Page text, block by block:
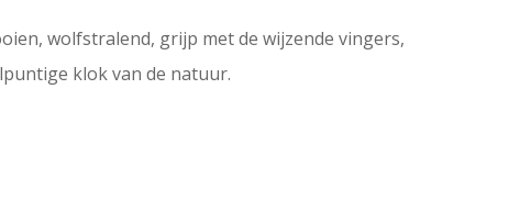
wolfstralend, grijp met de wijzende vingers,
klok van de natuur.